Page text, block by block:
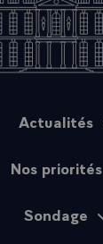
Actualités
Nos priorités
Sondage